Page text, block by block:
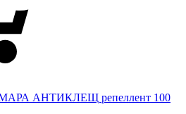
АНТИКЛЕЩ репеллент 100